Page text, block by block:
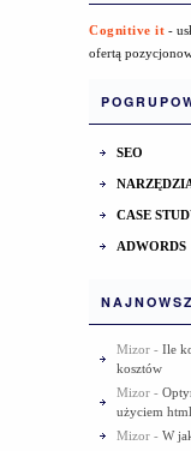
Cognitive it -
ofertą
SEO
CASE
ADWORDS
Mizor - Ile
kosztów
Mizor -
użyciem html
Mizor - W